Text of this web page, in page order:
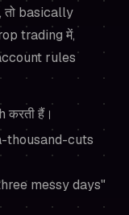
तो basically
trading में,
rules
करती हैं।
thousand-cuts
messy days"